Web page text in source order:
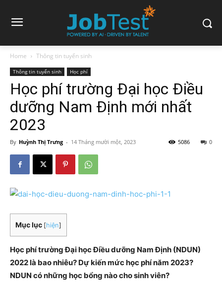
Home Thông tin tuyển sinh
Thông tin tuyển sinh Học phí
Học phí trường Đại học Điều
dưỡng Nam Định mới nhất
2023
By Huỳnh Thị Trưng - 14 Tháng mười một, 2023 0
5086
Mục lục [hiện]
Học phí trường Đại học Điều dưỡng Nam Định (NDUN)
2022 là bao nhiêu? Dự kiến mức học phí năm 2023?
NDUN có những học bổng nào cho sinh viên?